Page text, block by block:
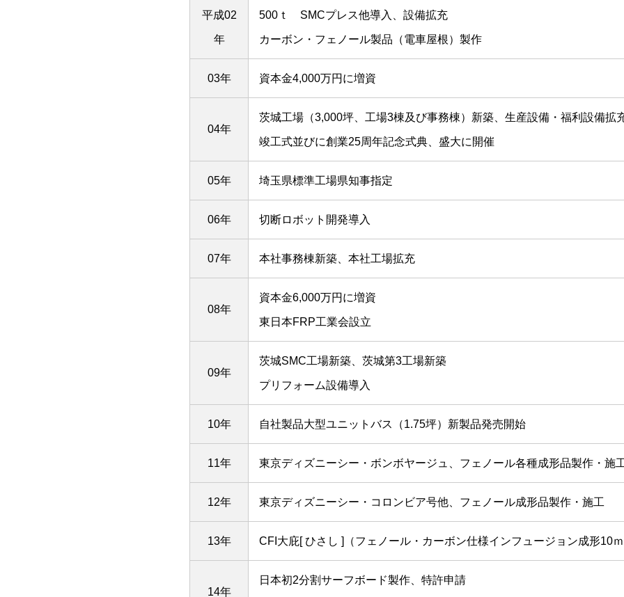
平成02
年
500ｔ SMCプレス他導入、設備拡充
カーボン・フェノール製品（電車屋根）製作
03年 資本金4,000万円に増資
04年
茨城工場（3,000坪、工場3棟及び事務棟）新築、生産設備・福利設備拡
竣工式並びに創業25周年記念式典、盛大に開催
05年 埼玉県標準工場県知事指定
06年 切断ロボット開発導入
07年 本社事務棟新築、本社工場拡充
08年
資本金6,000万円に増資
東日本FRP工業会設立
09年
茨城SMC工場新築、茨城第3工場新築
プリフォーム設備導入
10年 自社製品大型ユニットバス（1.75坪）新製品発売開始
11年 東京ディズニーシー・ボンボヤージュ、フェノール各種成形品製作・施
12年 東京ディズニーシー・コロンビア号他、フェノール成形品製作・施工
13年 CFI大庇[ ひさし ]（フェノール・カーボン仕様インフュージョン成形10
14年
日本初2分割サーフボード製作、特許申請